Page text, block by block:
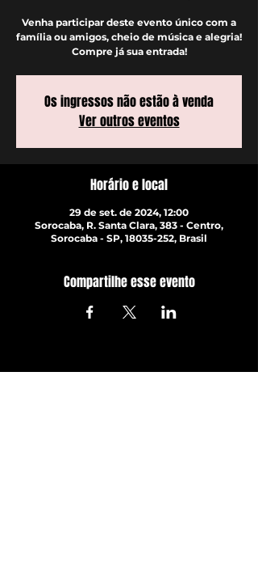
Venha participar deste evento único com a
família ou amigos, cheio de música e alegria!
Compre já sua entrada!
Os ingressos não estão à venda
Ver outros eventos
Horário e local
29 de set. de 2024, 12:00
Sorocaba, R. Santa Clara, 383 - Centro,
Sorocaba - SP, 18035-252, Brasil
Compartilhe esse evento